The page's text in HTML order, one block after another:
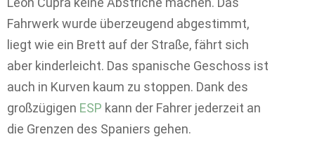
Fahrwerk wurde überzeugend abgestimmt,
liegt wie ein Brett auf der Straße, fährt sich
aber kinderleicht. Das spanische Geschoss ist
auch in Kurven kaum zu stoppen. Dank des
großzügigen ESP kann der Fahrer jederzeit an
die Grenzen des Spaniers gehen.